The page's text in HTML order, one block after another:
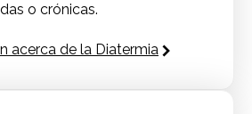
o crónicas.
acerca de la Diatermia